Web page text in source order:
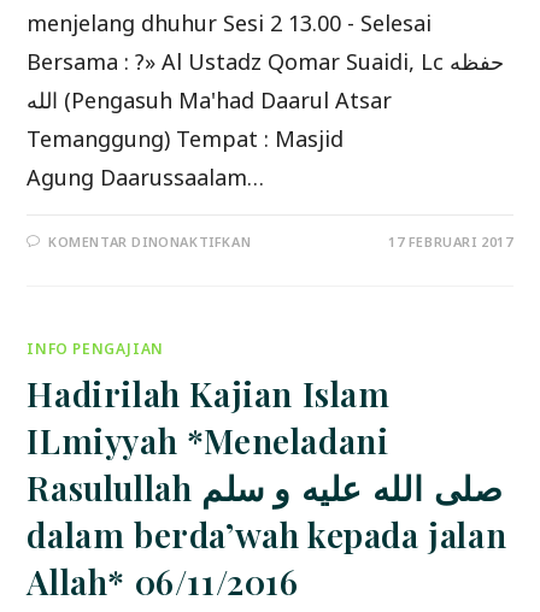
menjelang dhuhur Sesi 2 13.00 - Selesai
Bersama : ?» Al Ustadz Qomar Suaidi, Lc حفظه
الله (Pengasuh Ma'had Daarul Atsar
Temanggung) Tempat : Masjid
Agung Daarussaalam…
KOMENTAR DINONAKTIFKAN
ARAB
SAUDI
DALAM
MEMERANGI
TERORISME
19/02/2017
17 FEBRUARI 2017
INFO PENGAJIAN
Hadirilah Kajian Islam
ILmiyyah *Meneladani
Rasulullah صلى الله عليه و سلم
dalam berda’wah kepada jalan
Allah* 06/11/2016